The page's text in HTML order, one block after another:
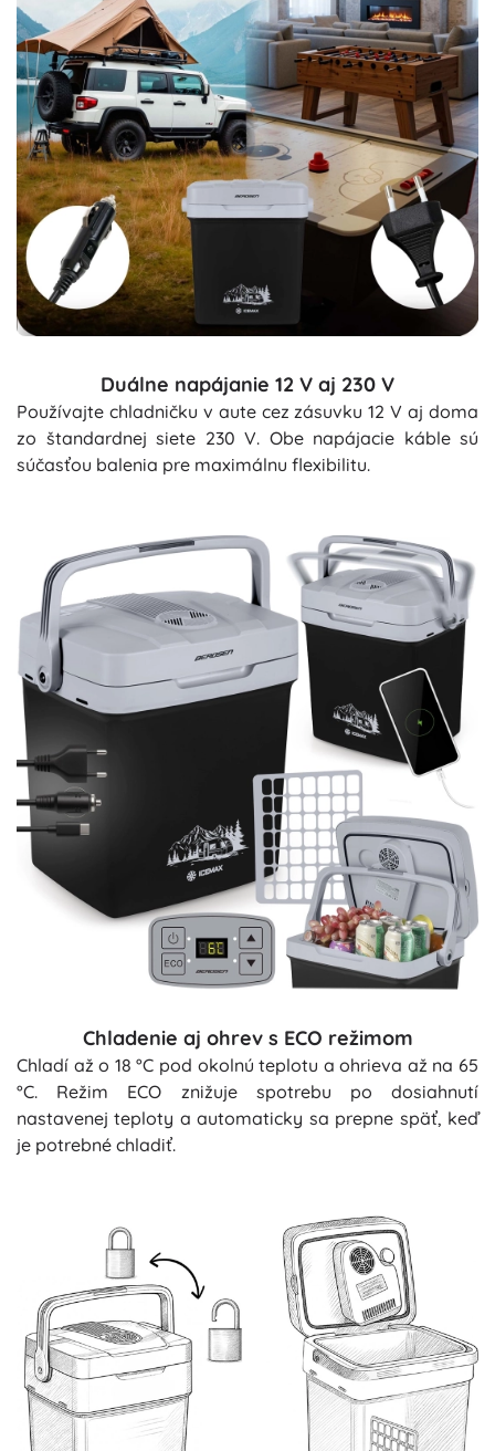
Duálne napájanie 12 V aj 230 V
Používajte chladničku v aute cez zásuvku 12 V aj doma
zo štandardnej siete 230 V. Obe napájacie káble sú
súčasťou balenia pre maximálnu flexibilitu.
Chladenie aj ohrev s ECO režimom
Chladí až o 18 °C pod okolnú teplotu a ohrieva až na 65
°C. Režim ECO znižuje spotrebu po dosiahnutí
nastavenej teploty a automaticky sa prepne späť, keď
je potrebné chladiť.